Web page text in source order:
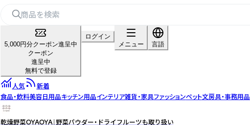
5,000円分クーポン進呈中
クーポン
進呈中
無料で登録
ログイン
メニュー
言語
人気
新着
食品・飲料美容日用品キッチン用品インテリア雑貨・家具ファッションペット文房具・事務用品
乾燥野菜OYAOYA｜野菜パウダー・ドライフルーツも取り扱い